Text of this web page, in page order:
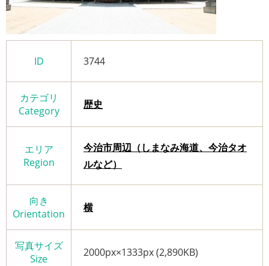
ID 3744
カテゴリ
Category
歴史
エリア
Region
今治市周辺（しまなみ海道、今治タオ
ルなど）
向き
Orientation
横
写真サイズ
Size
2000px×1333px (2,890KB)